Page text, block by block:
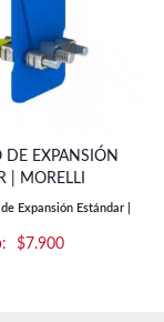
DE EXPANSIÓN
| MORELLI
Expansión Estándar |
$7.900